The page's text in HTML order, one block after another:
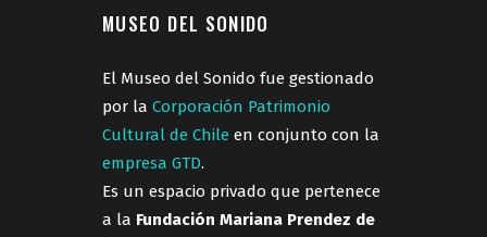
MUSEO DEL SONIDO
El Museo del Sonido fue gestionado
por la Corporación Patrimonio
Cultural de Chile en conjunto con la
empresa GTD.
Es un espacio privado que pertenece
a la Fundación Mariana Prendez de